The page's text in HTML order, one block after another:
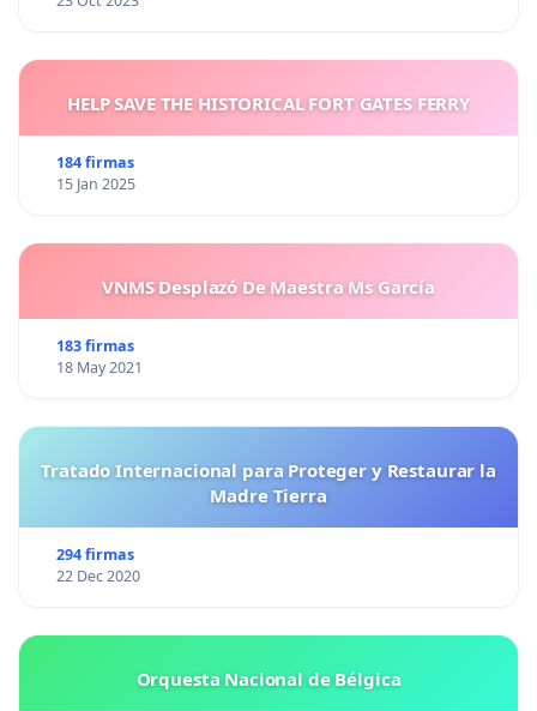
HELP SAVE THE HISTORICAL FORT GATES FERRY
184 firmas
15 Jan 2025
VNMS Desplazó De Maestra Ms García
183 firmas
18 May 2021
Tratado Internacional para Proteger y Restaurar la
Madre Tierra
294 firmas
22 Dec 2020
Orquesta Nacional de Bélgica